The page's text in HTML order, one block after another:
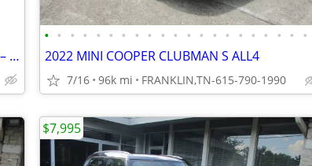
2013 Jeep Wrangler Unlimited Sahara 4WD – Beautiful Condition
• • • • • • • • • • • • • • • • • • • • •
2022 MINI COOPER CLUBMAN S ALL4
7/16 96k mi FRANKLIN,TN-615-790-1990
$7,995